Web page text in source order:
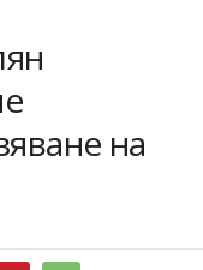
на